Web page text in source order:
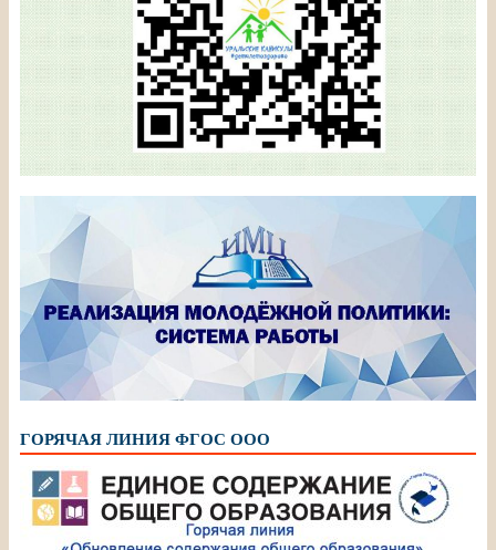
ГОРЯЧАЯ ЛИНИЯ ФГОС ООО